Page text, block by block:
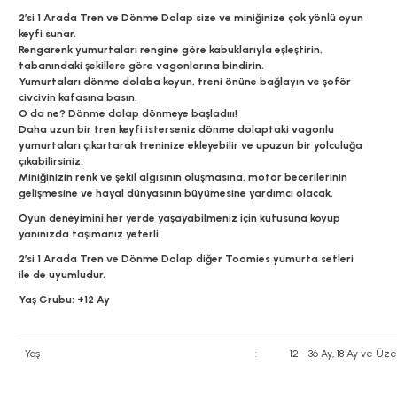
2’si 1 Arada Tren ve Dönme Dolap size ve miniğinize çok yönlü oyun
keyfi sunar.
Rengarenk yumurtaları rengine göre kabuklarıyla eşleştirin,
tabanındaki şekillere göre vagonlarına bindirin.
Yumurtaları dönme dolaba koyun, treni önüne bağlayın ve şoför
civcivin kafasına basın.
O da ne? Dönme dolap dönmeye başladııı!
Daha uzun bir tren keyfi isterseniz dönme dolaptaki vagonlu
yumurtaları çıkartarak treninize ekleyebilir ve upuzun bir yolculuğa
çıkabilirsiniz.
Miniğinizin renk ve şekil algısının oluşmasına, motor becerilerinin
gelişmesine ve hayal dünyasının büyümesine yardımcı olacak.
Oyun deneyimini her yerde yaşayabilmeniz için kutusuna koyup
yanınızda taşımanız yeterli.
2’si 1 Arada Tren ve Dönme Dolap diğer Toomies yumurta setleri
ile de uyumludur.
Yaş Grubu: +12 Ay
Yaş : 12 - 36 Ay, 18 Ay ve